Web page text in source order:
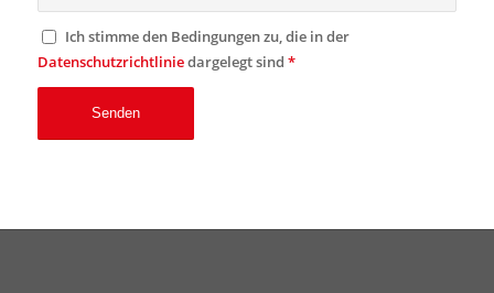
Ich stimme den Bedingungen zu, die in der
Datenschutzrichtliniedargelegt sind *